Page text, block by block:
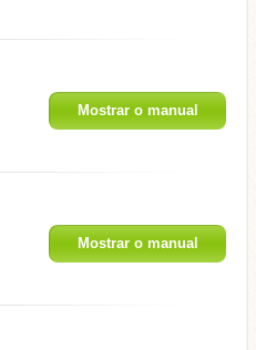
Mostrar o manual
Mostrar o manual